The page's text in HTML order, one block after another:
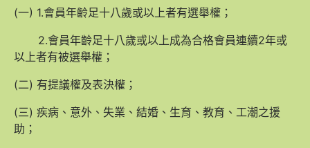
(一) 1.會員年齡足十八歲或以上者有選舉權；
2.會員年齡足十八歲或以上成為合格會員連續2年或
以上者有被選舉權；
(二) 有提議權及表決權；
(三) 疾病、意外、失業、結婚、生育、教育、工潮之援
助；